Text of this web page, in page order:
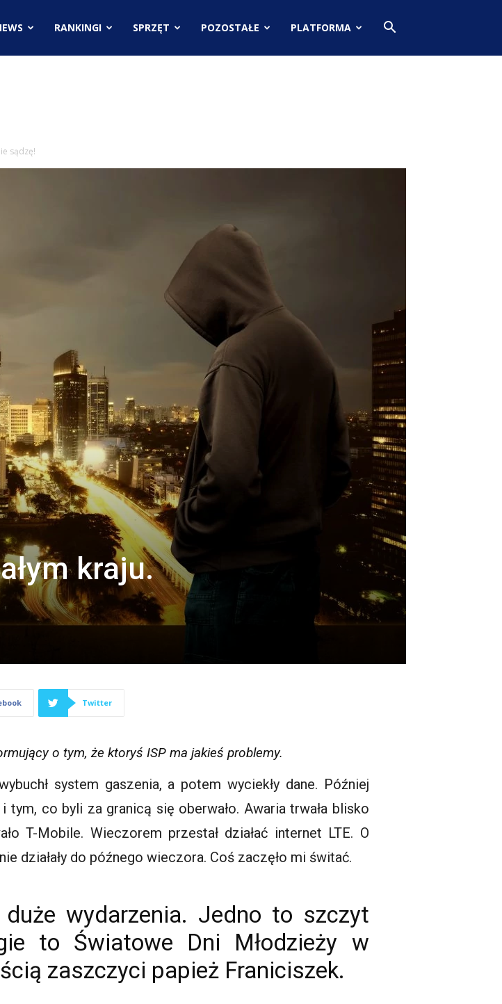
RANKINGI SPRZĘT POZOSTAŁE PLATFORMA
sądzę!
kraju.
Twitter
o tym, że ktoryś ISP ma jakieś problemy.
system gaszenia, a potem wyciekły dane. Później
tym, co byli za granicą się oberwało. Awaria trwała blisko
T-Mobile. Wieczorem przestał działać internet LTE. O
działały do późnego wieczora. Coś zaczęło mi świtać.
wydarzenia. Jedno to szczyt
to Światowe Dni Młodzieży w
zaszczyci papież Franiciszek.